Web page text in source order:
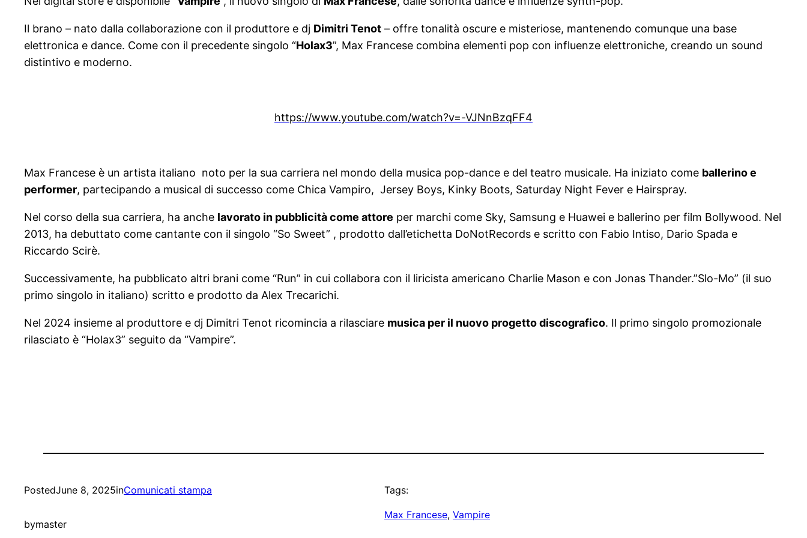
Il brano – nato dalla collaborazione con il produttore e dj Dimitri Tenot – offre tonalità oscure e misteriose, mantenendo comunque una base
elettronica e dance. Come con il precedente singolo “Holax3”, Max Francese combina elementi pop con influenze elettroniche, creando un sound
distintivo e moderno.
https://www.youtube.com/watch?v=-VJNnBzqFF4
Max Francese è un artista italiano noto per la sua carriera nel mondo della musica pop-dance e del teatro musicale. Ha iniziato come ballerino e
performer, partecipando a musical di successo come Chica Vampiro, Jersey Boys, Kinky Boots, Saturday Night Fever e Hairspray.
Nel corso della sua carriera, ha anche lavorato in pubblicità come attore per marchi come Sky, Samsung e Huawei e ballerino per film Bollywood. Nel
2013, ha debuttato come cantante con il singolo “So Sweet” , prodotto dall’etichetta DoNotRecords e scritto con Fabio Intiso, Dario Spada e
Riccardo Scirè.
Successivamente, ha pubblicato altri brani come “Run” in cui collabora con il liricista americano Charlie Mason e con Jonas Thander.”Slo-Mo” (il suo
primo singolo in italiano) scritto e prodotto da Alex Trecarichi.
Nel 2024 insieme al produttore e dj Dimitri Tenot ricomincia a rilasciare musica per il nuovo progetto discografico. Il primo singolo promozionale
rilasciato è “Holax3” seguito da “Vampire”.
PostedJune 8, 2025inComunicati stampa
bymaster
Tags:
Max Francese, Vampire